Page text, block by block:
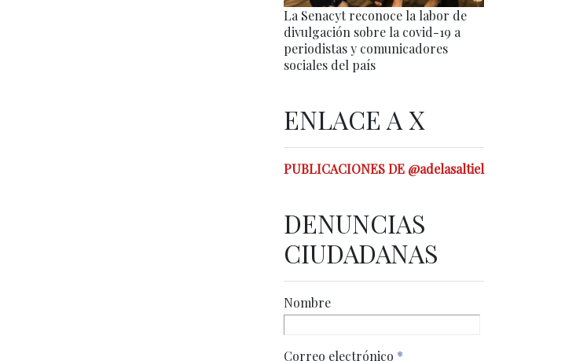
La Senacyt reconoce la labor de
divulgación sobre la covid-19 a
periodistas y comunicadores
sociales del país
ENLACE A X
PUBLICACIONES DE @adelasaltiel
DENUNCIAS
CIUDADANAS
Nombre
Correo electrónico *